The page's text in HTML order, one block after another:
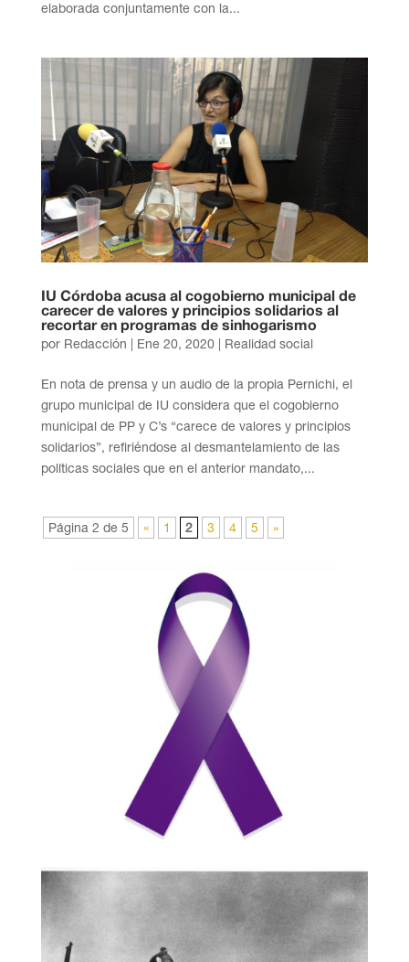
elaborada conjuntamente con la...
IU Córdoba acusa al cogobierno municipal de
carecer de valores y principios solidarios al
recortar en programas de sinhogarismo
por Redacción Ene 20, 2020| Realidad social
En nota de prensa y un audio de la propia Pernichi, el
grupo municipal de IU considera que el cogobierno
municipal de PP y C’s “carece de valores y principios
solidarios”, refiriéndose al desmantelamiento de las
políticas sociales que en el anterior mandato,...
Página 2 de 5 « 1 2 3 4 5 »